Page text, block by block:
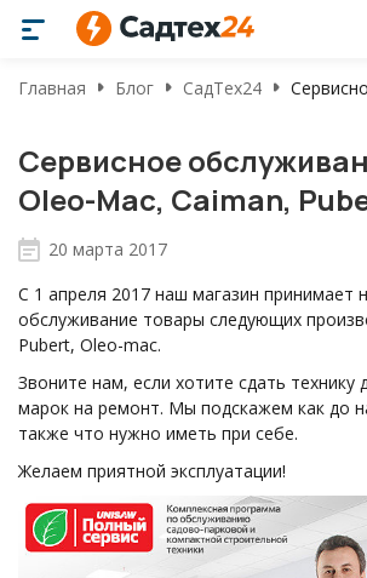
Главная Блог СадТех24
Сервисное
Oleo-Mac, Caiman,
20 марта 2017
С 1 апреля 2017 наш магазин принимает
обслуживание товары следующих
Pubert, Oleo-mac.
Звоните нам, если хотите сдать технику
марок на ремонт. Мы подскажем как до
также что нужно иметь при себе.
Желаем приятной эксплуатации!